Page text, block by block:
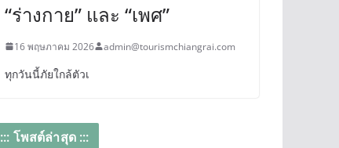
“ร่างกาย” และ “เพศ”
16 พฤษภาคม 2026 admin@tourismchiangrai.com
ทุกวันนี้ภัยใกล้ตัวเ
::: โพสต์ล่าสุด :::